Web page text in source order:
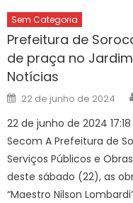
Sem Categoria
Prefeitura de
de praça no
Notícias
Posted
on
22 de junho de 2024
22 de junho de 2024
Secom A Prefeitura de
Serviços Públicos e
deste sábado (22), as
“Maestro Nilson